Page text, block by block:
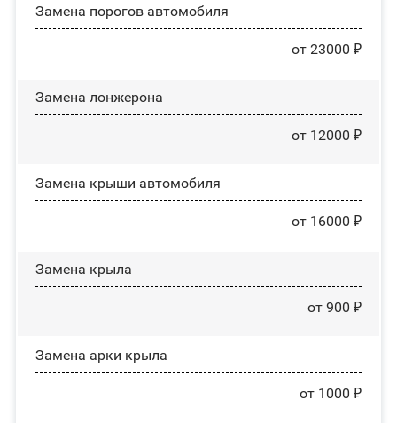
Замена порогов автомобиля
от 23000 ₽
Замена лонжерона
от 12000 ₽
Замена крыши автомобиля
от 16000 ₽
Замена крыла
от 900 ₽
Замена арки крыла
от 1000 ₽